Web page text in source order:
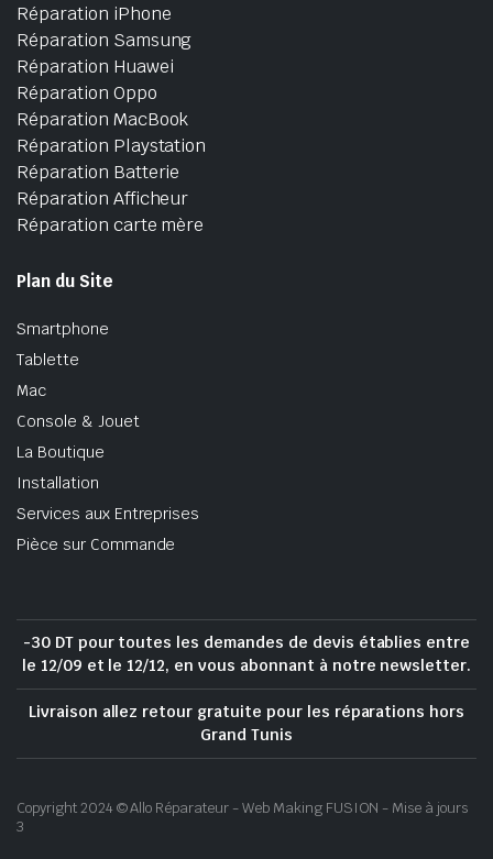
Réparation iPhone
Réparation Samsung
Réparation Huawei
Réparation Oppo
Réparation MacBook
Réparation Playstation
Réparation Batterie
Réparation Afficheur
Réparation carte mère
Plan du Site
Smartphone
Tablette
Mac
Console & Jouet
La Boutique
Installation
Services aux Entreprises
Pièce sur Commande
-30 DT pour toutes les demandes de devis établies entre
le 12/09 et le 12/12, en vous abonnant à notre newsletter.
Livraison allez retour gratuite pour les réparations hors
Grand Tunis
Copyright 2024 © Allo Réparateur - Web Making FUSION - Mise à jours
3